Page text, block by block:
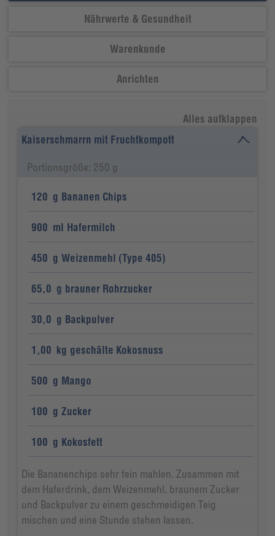
Nährwerte & Gesundheit
Warenkunde
Anrichten
Alles aufklappen
Kaiserschmarrn mit Fruchtkompott
Portionsgröße: 250 g
120 g Bananen Chips
900 ml Hafermilch
450 g Weizenmehl (Type 405)
65,0 g brauner Rohrzucker
30,0 g Backpulver
1,00 kg geschälte Kokosnuss
500 g Mango
100 g Zucker
100 g Kokosfett
Die Bananenchips sehr fein mahlen. Zusammen mit
dem Haferdrink, dem Weizenmehl, braunem Zucker
und Backpulver zu einem geschmeidigen Teig
mischen und eine Stunde stehen lassen.